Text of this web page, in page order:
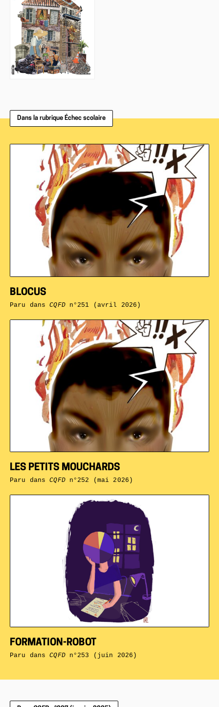
Dans la rubrique Échec scolaire
FORMATION-ROBOT
Paru dansCQFDn°253 (juin 2026)
LES PETITS MOUCHARDS
Paru dansCQFDn°252 (mai 2026)
BLOCUS
Paru dansCQFDn°251 (avril 2026)